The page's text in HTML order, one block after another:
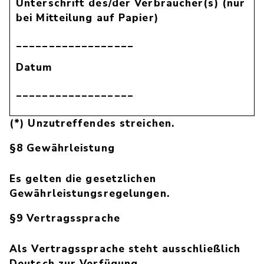
Unterschrift des/der Verbraucher(s) (nur
bei Mitteilung auf Papier)
__________________
Datum
__________________
(*) Unzutreffendes streichen.
§8 Gewährleistung
Es gelten die gesetzlichen
Gewährleistungsregelungen.
§9 Vertragssprache
Als Vertragssprache steht ausschließlich